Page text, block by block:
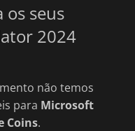
seus
2024
não temos
para Microsoft
Coins.